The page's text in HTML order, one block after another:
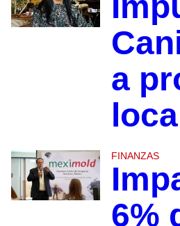
a
FINANZAS
6%